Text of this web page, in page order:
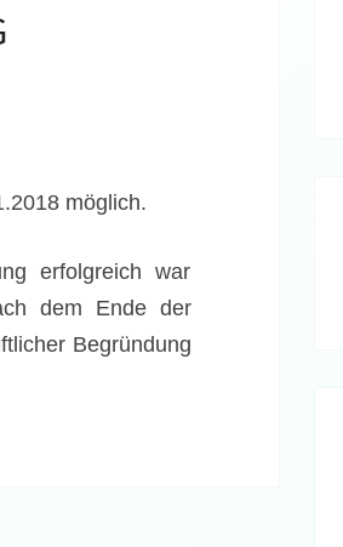
möglich.
erfolgreich war
dem Ende der
Begründung